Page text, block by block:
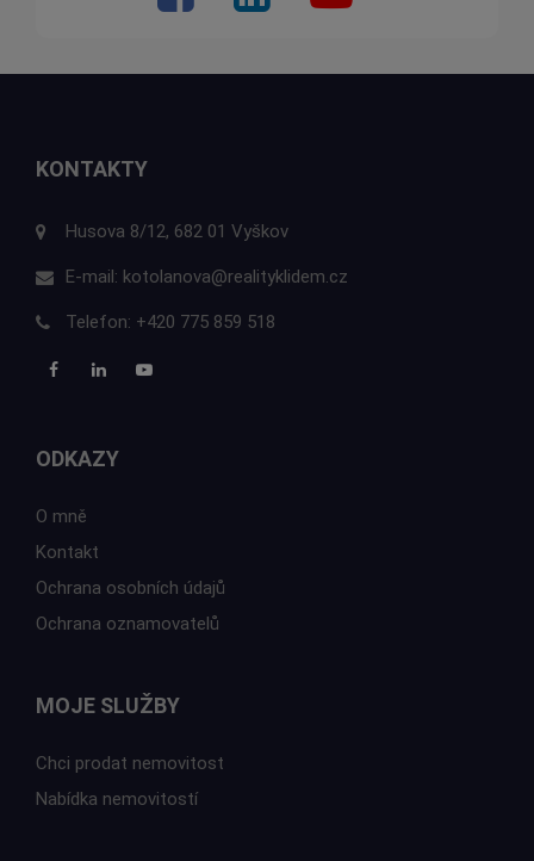
KONTAKTY
Husova 8/12, 682 01 Vyškov
E-mail: kotolanova@realityklidem.cz
Telefon: +420 775 859 518
ODKAZY
O mně
Kontakt
Ochrana osobních údajů
Ochrana oznamovatelů
MOJE SLUŽBY
Chci prodat nemovitost
Nabídka nemovitostí